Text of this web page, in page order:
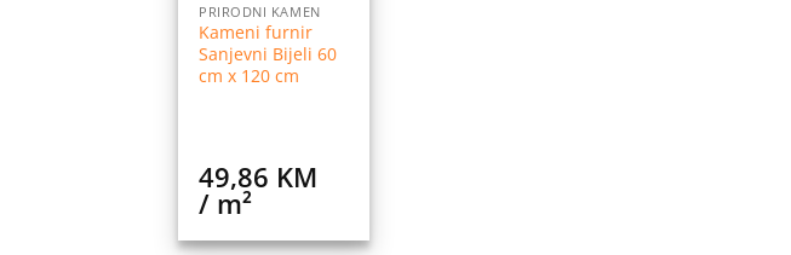
PRIRODNI KAMEN
Kameni furnir
Sanjevni Bijeli 60
cm x 120 cm
49,86 KM
/ m²